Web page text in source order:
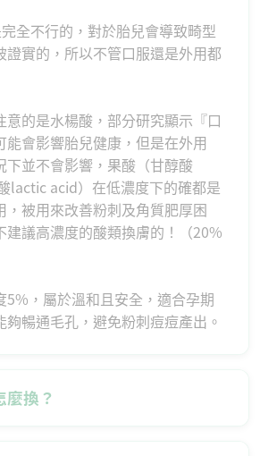
全不行的，對於胎兒會導致畸型
證實的，所以不管口服還是外用都
意的是水楊酸，部分研究顯示『口
能會影響胎兒健康，但是在外用
下並不會影響，果酸（甘醇酸
lactic acid）在低濃度下的確都是
，被用來改善粉刺及角質肥厚困
建議高濃度的酸類換膚的！（20%
5%，屬於溫和且安全，適合孕期
暢通毛孔，避免粉刺痘痘產出。
換？